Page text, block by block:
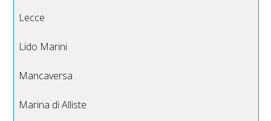
Lecce
Lido Marini
Mancaversa
Marina di Alliste